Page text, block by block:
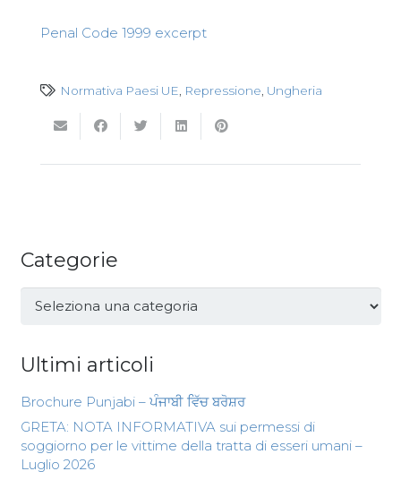
Penal Code 1999 excerpt
Normativa Paesi UE Repressione Ungheria
Categorie
Categorie
Ultimi articoli
Brochure Punjabi – ਪੰਜਾਬੀ ਵਿੱਚ ਬਰੋਸ਼ਰ
GRETA: NOTA INFORMATIVA sui permessi di
soggiorno per le vittime della tratta di esseri umani –
Luglio 2026